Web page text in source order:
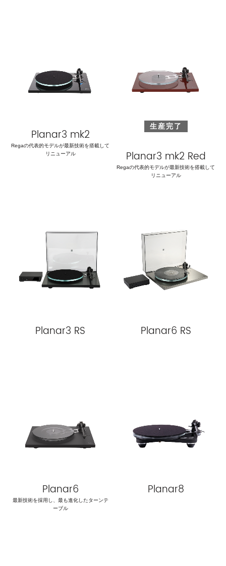
Planar3 mk2
Regaの代表的モデルが最新技術を搭載して
リニューアル
生産完了
Planar3 mk2 Red
Regaの代表的モデルが最新技術を搭載して
リニューアル
Planar3 RS Planar6 RS
Planar6
最新技術を採用し、最も進化したターンテ
ーブル
Planar8